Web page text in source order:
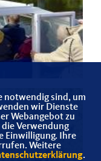
notwendig sind, um
wir Dienste
Webangebot zu
Verwendung
Einwilligung. Ihre
Weitere
.